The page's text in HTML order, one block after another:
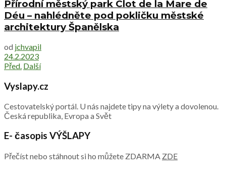
Přírodní městský park Clot de la Mare de
Déu – nahlédněte pod pokličku městské
architektury Španělska
od jchvapil
24.2.2023
Před. Další
Vyslapy.cz
Cestovatelský portál. U nás najdete tipy na výlety a dovolenou.
Česká republika, Evropa a Svět
E- časopis VÝŠLAPY
Přečíst nebo stáhnout si ho můžete ZDARMA ZDE